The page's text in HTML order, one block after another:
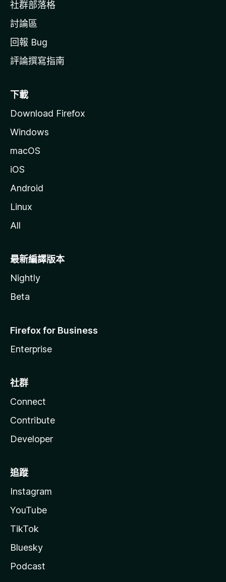
社群部落格
討論區
回報 Bug
評論撰寫指南
下載
Download Firefox
Windows
macOS
iOS
Android
Linux
All
最新編譯版本
Nightly
Beta
Firefox for Business
Enterprise
社群
Connect
Contribute
Developer
追蹤
Instagram
YouTube
TikTok
Bluesky
Podcast